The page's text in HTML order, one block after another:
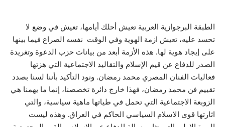
الطبقة البرجوازية العربية تعيش أحلك أيامها، تعيش في وضع لا
تحسد عليه، تعيش ازمة الهوية وفي الوقت نفسه الصراع فيما بينها
على إيجاد هوية لها. هذه الأزمة أبعد من بيانات حزب الدعوة وتغريدة
الصدر للدفاع عن قيم الإسلام والتقاليد الاجتماعية التي هزتها
فعاليات الفنان المصري محمد رمضان. ونود التأكيد بأننا لسنا بصدد
تقييم فن محمد رمضان، فهذا خارج دائرة تخصصنا، إنما ما يهمنا هي
الزوبعة الاجتماعية التي تحمل في طياتها ماهية سياسية، والتي
اثارتها قوى الاسلام السياسي الحاكم في العراق. وهذه ليست